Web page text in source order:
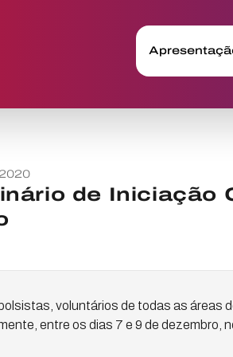
de Iniciação
voluntários de todas as áreas
entre os dias 7 e 9 de dezembro,